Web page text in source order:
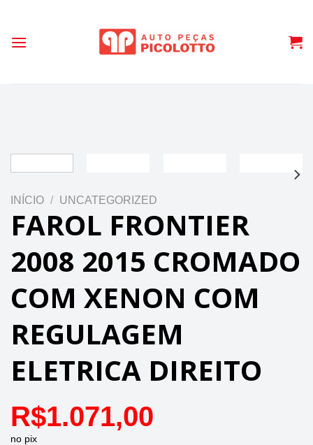
content
INÍCIO / UNCATEGORIZED
FAROL FRONTIER
2008 2015 CROMADO
COM XENON COM
REGULAGEM
ELETRICA DIREITO
R$1.071,00
no pix